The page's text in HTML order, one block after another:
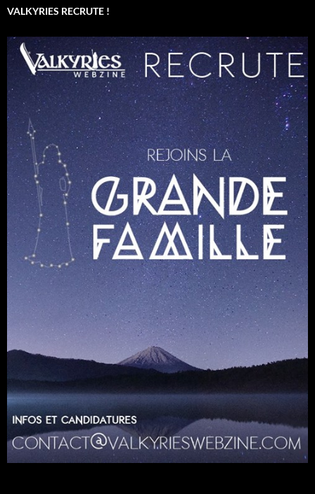
VALKYRIES RECRUTE !